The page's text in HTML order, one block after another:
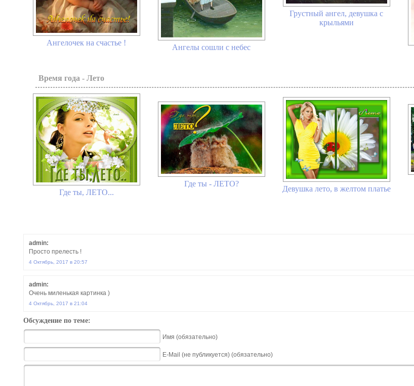
Ангелочек на счастье !
Ангелы сошли с небес
Грустный ангел, девушка с
крыльями
Время года - Лето
Где ты, ЛЕТО...
Где ты - ЛЕТО?
Девушка лето, в желтом платье
admin:
Просто прелесть !
4 Октябрь, 2017 в 20:57
admin:
Очень миленькая картинка )
4 Октябрь, 2017 в 21:04
Обсуждение по теме:
Имя (обязательно)
E-Mail (не публикуется) (обязательно)